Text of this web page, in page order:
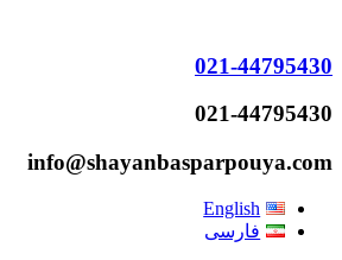
021-44795430
021-44795430
info@shayanbasparpouya.com
English
فارسی